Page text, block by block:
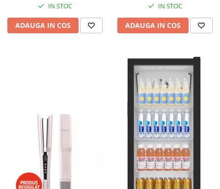
IN STOC
ADAUGA IN COS
IN STOC
ADAUGA IN COS